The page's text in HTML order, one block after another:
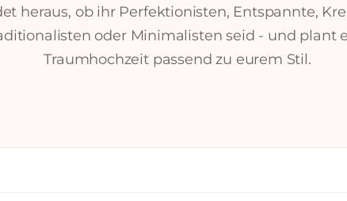
heraus, ob ihr Perfektionisten, Entspannte,
oder Minimalisten seid - und plant
Traumhochzeit passend zu eurem Stil.